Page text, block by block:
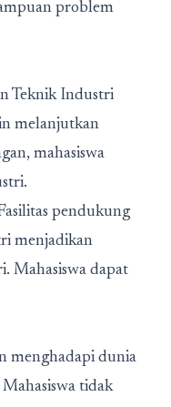
problem
Teknik Industri
melanjutkan
mahasiswa
pendukung
menjadikan
Mahasiswa dapat
menghadapi dunia
tidak